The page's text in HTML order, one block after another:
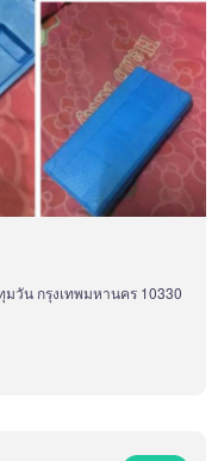
มวัน กรุงเทพมหานคร 10330